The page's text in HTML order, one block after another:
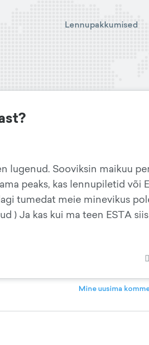
Lennupakkumised
lugenud. Sooviksin maikuu
peaks, kas lennupiletid või
tumedat meie minevikus
) Ja kas kui ma teen ESTA
Mine uusima